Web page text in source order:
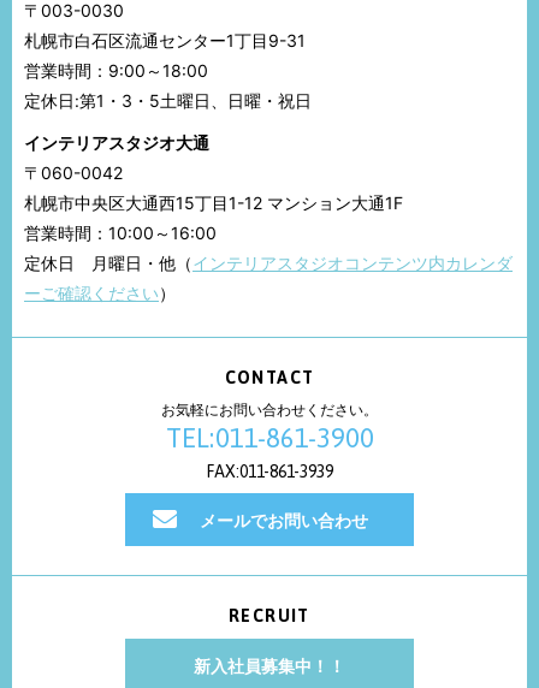
〒003-0030
札幌市白石区流通センター1丁目9-31
営業時間：9:00～18:00
定休日:第1・3・5土曜日、日曜・祝日
インテリアスタジオ大通
〒060-0042
札幌市中央区大通西15丁目1-12 マンション大通1F
営業時間：10:00～16:00
定休日 月曜日・他（インテリアスタジオコンテンツ内カレンダ
ーご確認ください）
CONTACT
お気軽にお問い合わせください。
TEL:011-861-3900
FAX:011-861-3939
メールでお問い合わせ
RECRUIT
新入社員募集中！！